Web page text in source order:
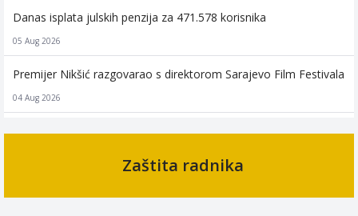
Danas isplata julskih penzija za 471.578 korisnika
05 Aug 2026
Premijer Nikšić razgovarao s direktorom Sarajevo Film Festivala
04 Aug 2026
Održan sastanak predstavnika Vlade Federacije BiH, Sindikata i
Vlada FBiH: Uplaćena sredstva za transport stradalih planinara na
Zaštita radnika